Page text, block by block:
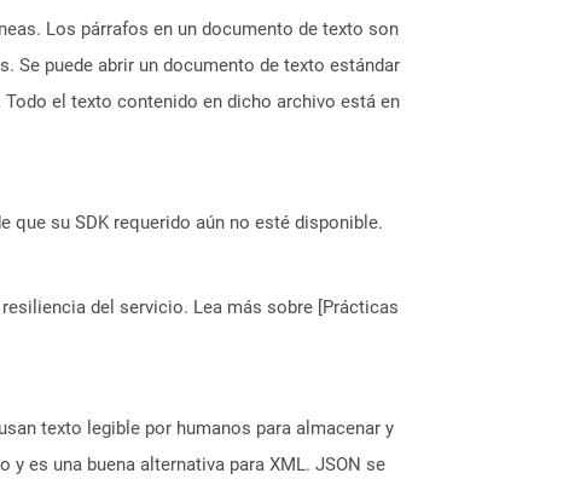
Los párrafos en un documento de texto son
Se puede abrir un documento de texto estándar
el texto contenido en dicho archivo está en
su SDK requerido aún no esté disponible.
del servicio. Lea más sobre [Prácticas
texto legible por humanos para almacenar y
es una buena alternativa para XML. JSON se